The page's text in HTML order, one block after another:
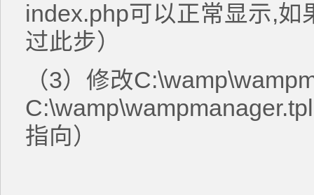
index.php可以正常显示,如
过此步）
（3）修改
指向）